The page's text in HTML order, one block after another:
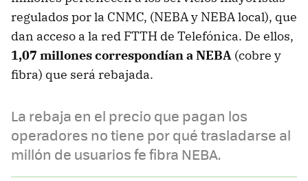
regulados por la CNMC, (NEBA y NEBA local), que
dan acceso a la red FTTH de Telefónica. De ellos,
1,07 millones correspondían a NEBA (cobre y
fibra) que será rebajada.
La rebaja en el precio que pagan los
operadores no tiene por qué trasladarse al
millón de usuarios fe fibra NEBA.